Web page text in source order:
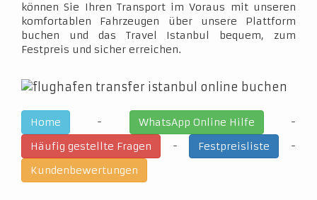
können Sie Ihren Transport im Voraus mit unseren
komfortablen Fahrzeugen über unsere Plattform
buchen und das Travel Istanbul bequem, zum
Festpreis und sicher erreichen.
Home - WhatsApp Online Hilfe
-
Häufig gestellte Fragen
- Festpreisliste
-
Kundenbewertungen